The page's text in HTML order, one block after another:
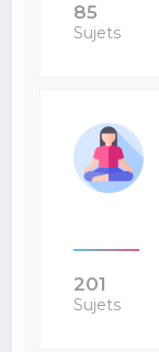
85
Sujets
201
Sujets